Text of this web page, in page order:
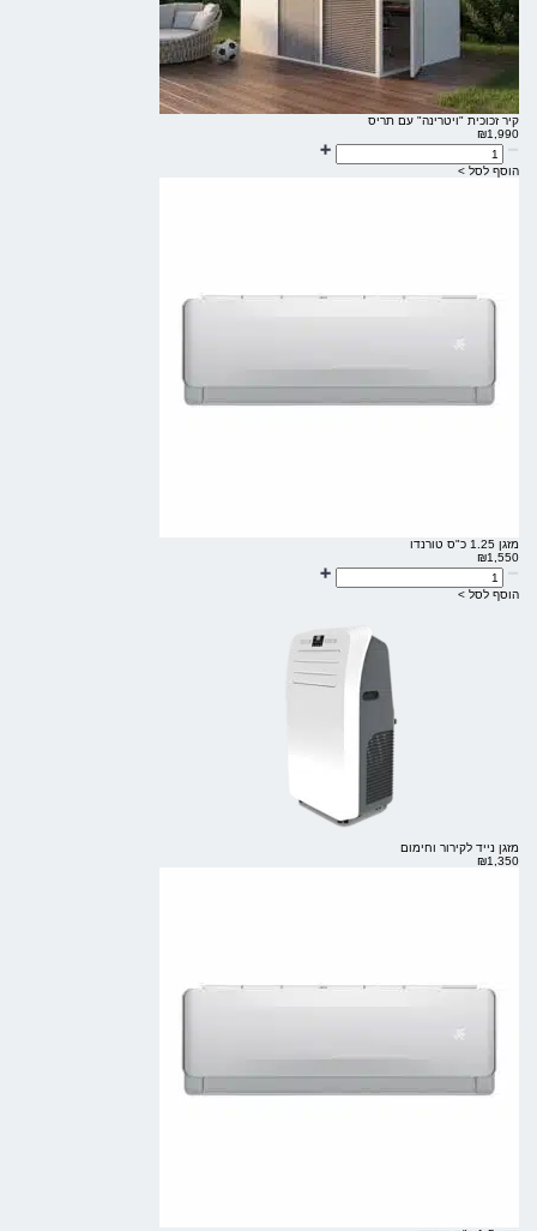
קיר זכוכית "ויטרינה" עם תריס
₪1,990
הוסף לסל >
מזגן 1.25 כ"ס טורנדו
₪1,550
הוסף לסל >
מזגן נייד לקירור וחימום
₪1,350